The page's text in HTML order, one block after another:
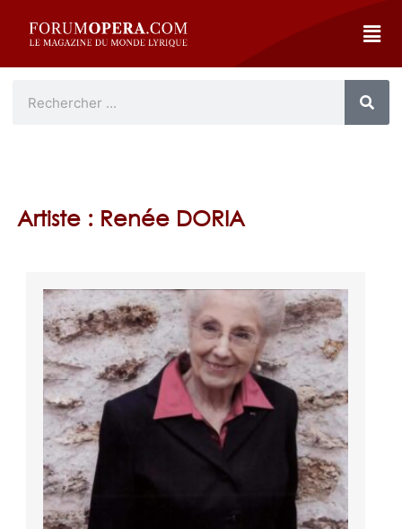
Artiste : Renée DORIA